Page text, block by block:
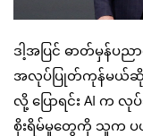
ဒါ့အပြင် ဓာတ်မှန်ပ
အလုပ်ပြုတ်ကုန်မယ်ဆို
လို့ ပြောရင်း AI က
စိုးရိမ်မှုတွေကို သူက ပ